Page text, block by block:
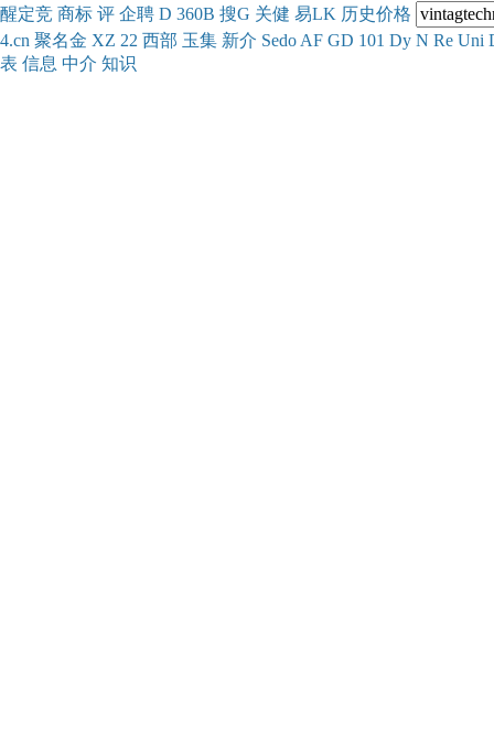
醒定竞 商标 评 企聘 D 360B 搜G 关健 易LK 历史价格
4.cn 聚名金 XZ 22 西部 玉集 新介 Sedo AF GD 101 Dy N Re Uni
表 信息 中介 知识